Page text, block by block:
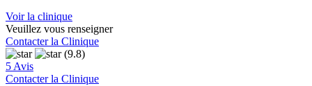
Voir la clinique
Veuillez vous renseigner
Contacter la Clinique
(9.8)
5 Avis
Contacter la Clinique